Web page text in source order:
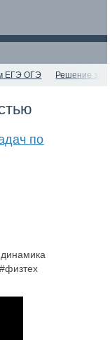
ЕГЭ ОГЭ Решение
по